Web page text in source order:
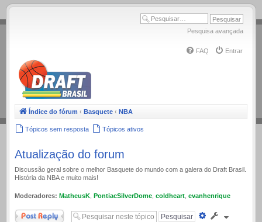
.
Pesquisa avançada
FAQ Entrar
Índice do fórum ‹ Basquete ‹ NBA
Tópicos sem resposta Tópicos ativos
Atualização do forum
Discussão geral sobre o melhor Basquete do mundo com a galera do Draft Brasil.
História da NBA e muito mais!
Moderadores: MatheusK PontiacSilverDome coldheart evanhenrique
Responder
Pesquisa